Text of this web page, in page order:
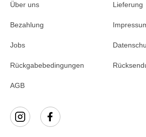
Über uns Lieferung
Bezahlung
Jobs
Rückgabebedingungen
AGB